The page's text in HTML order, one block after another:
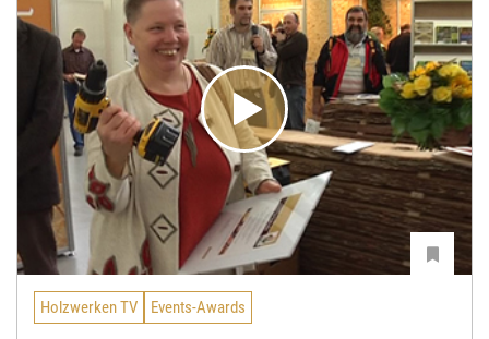
Holzwerken TV Events-Awards